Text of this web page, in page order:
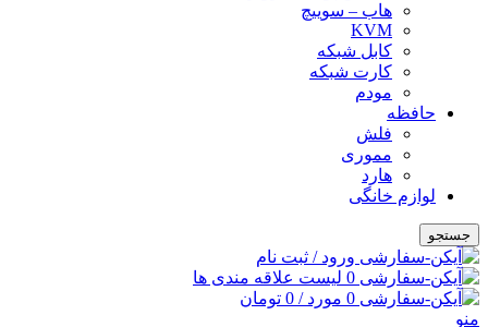
هاب – سوییچ
KVM
کابل شبکه
کارت شبکه
مودم
حافظه
فلش
مموری
هارد
لوازم خانگی
جستجو
ورود / ثبت نام
0 لیست علاقه مندی ها
0 مورد/
0 تومان
منو